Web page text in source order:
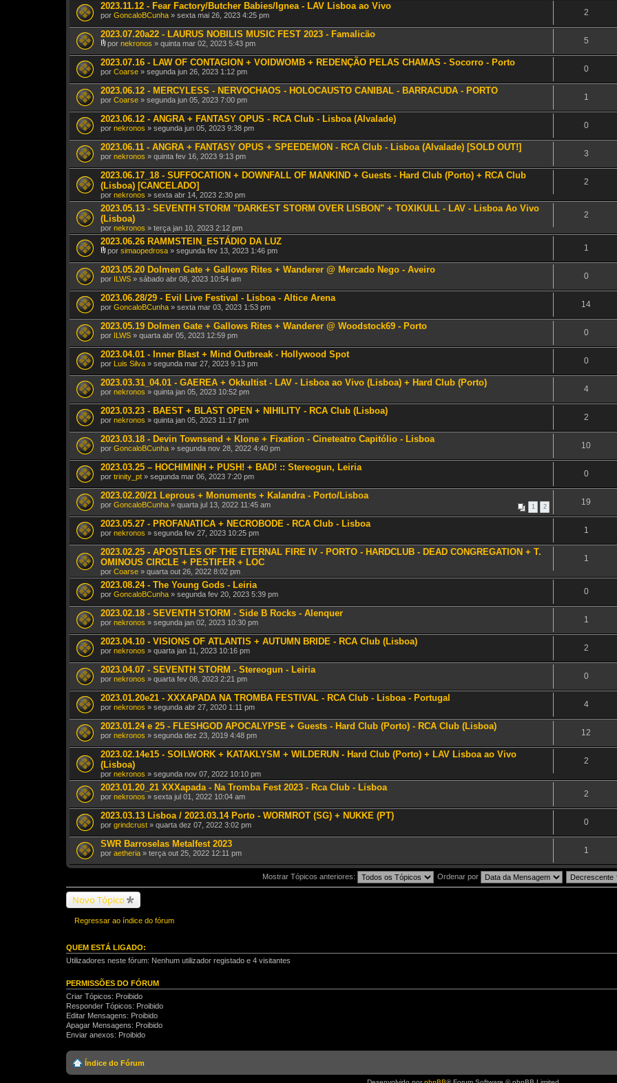
2023.11.12 - Fear Factory/Butcher Babies/Ignea - LAV Lisboa ao Vivo
por GoncaloBCunha » sexta mai 26, 2023 4:25 pm 2
2023.07.20a22 - LAURUS NOBILIS MUSIC FEST 2023 - Famalicão
A
n
e
x
o
(
s
por nekronos » quinta mar 02, 2023 5:43 pm 5
2023.07.16 - LAW OF CONTAGION + VOIDWOMB + REDENÇÃO PELAS CHAMAS - Socorro - Porto
por Coarse » segunda jun 26, 2023 1:12 pm 0
2023.06.12 - MERCYLESS - NERVOCHAOS - HOLOCAUSTO CANIBAL - BARRACUDA - PORTO
por Coarse » segunda jun 05, 2023 7:00 pm 1
2023.06.12 - ANGRA + FANTASY OPUS - RCA Club - Lisboa (Alvalade)
por nekronos » segunda jun 05, 2023 9:38 pm 0
2023.06.11 - ANGRA + FANTASY OPUS + SPEEDEMON - RCA Club - Lisboa (Alvalade) [SOLD OUT!]
por nekronos » quinta fev 16, 2023 9:13 pm 3
2023.06.17_18 - SUFFOCATION + DOWNFALL OF MANKIND + Guests - Hard Club (Porto) + RCA Club
(Lisboa) [CANCELADO]
por nekronos » sexta abr 14, 2023 2:30 pm
2
2023.05.13 - SEVENTH STORM "DARKEST STORM OVER LISBON" + TOXIKULL - LAV - Lisboa Ao Vivo
(Lisboa)
por nekronos » terça jan 10, 2023 2:12 pm
2
2023.06.26 RAMMSTEIN_ESTÁDIO DA LUZ
A
n
e
x
o
(
s
por simaopedrosa » segunda fev 13, 2023 1:46 pm 1
2023.05.20 Dolmen Gate + Gallows Rites + Wanderer @ Mercado Nego - Aveiro
por ILWS » sábado abr 08, 2023 10:54 am 0
2023.06.28/29 - Evil Live Festival - Lisboa - Altice Arena
por GoncaloBCunha » sexta mar 03, 2023 1:53 pm 14
2023.05.19 Dolmen Gate + Gallows Rites + Wanderer @ Woodstock69 - Porto
por ILWS » quarta abr 05, 2023 12:59 pm 0
2023.04.01 - Inner Blast + Mind Outbreak - Hollywood Spot
por Luis Silva » segunda mar 27, 2023 9:13 pm 0
2023.03.31_04.01 - GAEREA + Okkultist - LAV - Lisboa ao Vivo (Lisboa) + Hard Club (Porto)
por nekronos » quinta jan 05, 2023 10:52 pm 4
2023.03.23 - BAEST + BLAST OPEN + NIHILITY - RCA Club (Lisboa)
por nekronos » quinta jan 05, 2023 11:17 pm 2
2023.03.18 - Devin Townsend + Klone + Fixation - Cineteatro Capitólio - Lisboa
por GoncaloBCunha » segunda nov 28, 2022 4:40 pm 10
2023.03.25 – HOCHIMINH + PUSH! + BAD! :: Stereogun, Leiria
por trinity_pt » segunda mar 06, 2023 7:20 pm 0
2023.02.20/21 Leprous + Monuments + Kalandra - Porto/Lisboa
1 2
por GoncaloBCunha » quarta jul 13, 2022 11:45 am 19
2023.05.27 - PROFANATICA + NECROBODE - RCA Club - Lisboa
por nekronos » segunda fev 27, 2023 10:25 pm 1
2023.02.25 - APOSTLES OF THE ETERNAL FIRE IV - PORTO - HARDCLUB - DEAD CONGREGATION + T.
OMINOUS CIRCLE + PESTIFER + LOC
por Coarse » quarta out 26, 2022 8:02 pm
1
2023.08.24 - The Young Gods - Leiria
por GoncaloBCunha » segunda fev 20, 2023 5:39 pm 0
2023.02.18 - SEVENTH STORM - Side B Rocks - Alenquer
por nekronos » segunda jan 02, 2023 10:30 pm 1
2023.04.10 - VISIONS OF ATLANTIS + AUTUMN BRIDE - RCA Club (Lisboa)
por nekronos » quarta jan 11, 2023 10:16 pm 2
2023.04.07 - SEVENTH STORM - Stereogun - Leiria
por nekronos » quarta fev 08, 2023 2:21 pm 0
2023.01.20e21 - XXXAPADA NA TROMBA FESTIVAL - RCA Club - Lisboa - Portugal
por nekronos » segunda abr 27, 2020 1:11 pm 4
2023.01.24 e 25 - FLESHGOD APOCALYPSE + Guests - Hard Club (Porto) - RCA Club (Lisboa)
por nekronos » segunda dez 23, 2019 4:48 pm 12
2023.02.14e15 - SOILWORK + KATAKLYSM + WILDERUN - Hard Club (Porto) + LAV Lisboa ao Vivo
(Lisboa)
por nekronos » segunda nov 07, 2022 10:10 pm
2
2023.01.20_21 XXXapada - Na Tromba Fest 2023 - Rca Club - Lisboa
por nekronos » sexta jul 01, 2022 10:04 am 2
2023.03.13 Lisboa / 2023.03.14 Porto - WORMROT (SG) + NUKKE (PT)
por grindcrust » quarta dez 07, 2022 3:02 pm 0
SWR Barroselas Metalfest 2023
por aetheria » terça out 25, 2022 12:11 pm 1
Mostrar Tópicos anteriores: Ordenar por
Novo Tópico
Regressar ao índice do fórum
QUEM ESTÁ LIGADO:
Utilizadores neste fórum: Nenhum utilizador registado e 4 visitantes
PERMISSÕES DO FÓRUM
Criar Tópicos: Proibido
Responder Tópicos: Proibido
Editar Mensagens: Proibido
Apagar Mensagens: Proibido
Enviar anexos: Proibido
Índice do Fórum